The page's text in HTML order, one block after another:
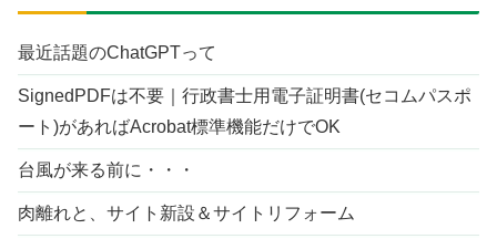
最近話題のChatGPTって
SignedPDFは不要｜行政書士用電子証明書(セコムパスポ
ート)があればAcrobat標準機能だけでOK
台風が来る前に・・・
肉離れと、サイト新設＆サイトリフォーム